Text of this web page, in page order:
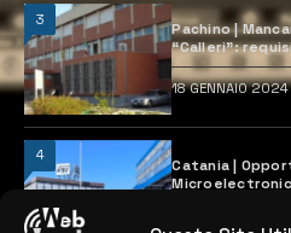
3
Pachino |
“Calleri”:
18 GENNAIO 2024
4
Catania |
28 MARZO 2024